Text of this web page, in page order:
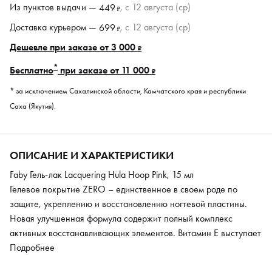
Из пунктов выдачи — 449₽, c 12 августа (ср)
Доставка курьером — 699₽, c 12 августа (ср)
Дешевле при заказе от 3 000 ₽
Бесплатно* при заказе от 11 000 ₽
* за исключением Сахалинской области, Камчатского края и республики
Саха (Якутия).
ОПИСАНИЕ И ХАРАКТЕРИСТИКИ
Faby Гель-лак Lacquering Hula Hoop Pink, 15 мл
Гелевое покрытие ZERO – единственное в своем роде по
защите, укреплению и восстановлению ногтевой пластины.
Новая улучшенная формула содержит полный комплекс
активных восстанавливающих элементов. Витамин Е выступает
как мощный антиоксидант, активизирует быстрый рост
Подробнее